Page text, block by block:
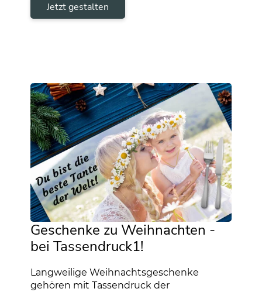
Jetzt gestalten
Geschenke zu Weihnachten -
bei Tassendruck1!
Langweilige Weihnachtsgeschenke
gehören mit Tassendruck der